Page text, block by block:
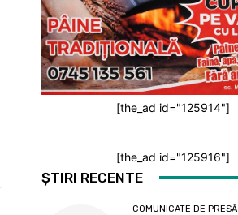
[the_ad id="125914"]
[the_ad id="125916"]
ȘTIRI RECENTE
COMUNICATE DE PRESĂ